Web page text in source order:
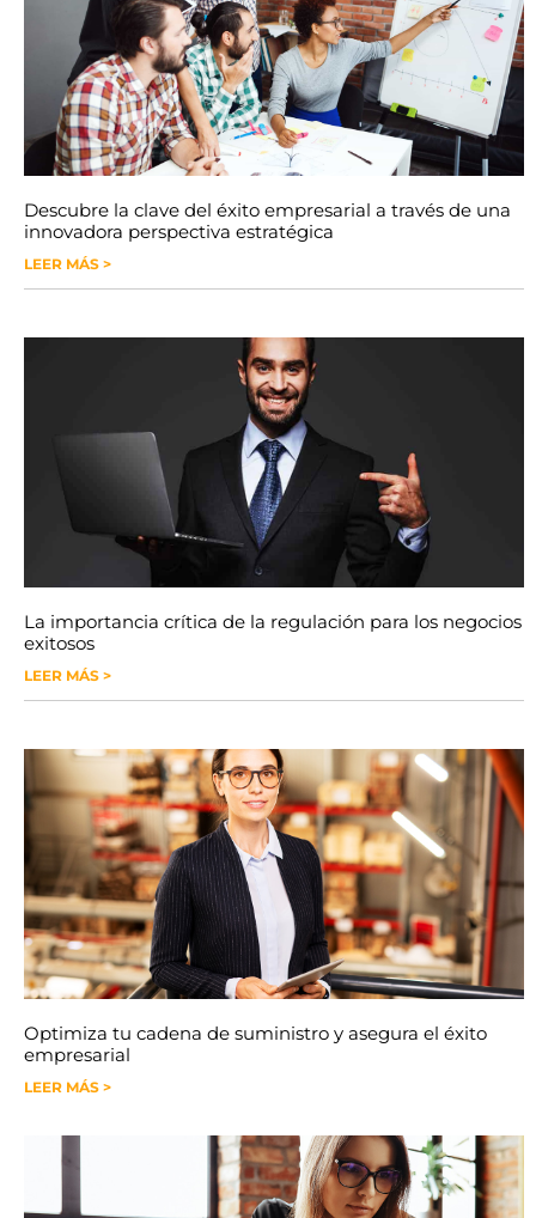
Descubre la clave del éxito empresarial a través de una
innovadora perspectiva estratégica
LEER MÁS >
La importancia crítica de la regulación para los negocios
exitosos
LEER MÁS >
Optimiza tu cadena de suministro y asegura el éxito
empresarial
LEER MÁS >